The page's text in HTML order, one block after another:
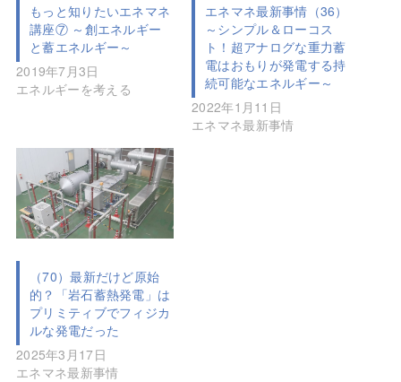
もっと知りたいエネマネ
講座⑦ ～創エネルギー
と蓄エネルギー～
2019年7月3日
エネルギーを考える
エネマネ最新事情（36）
～シンプル＆ローコス
ト！超アナログな重力蓄
電はおもりが発電する持
続可能なエネルギー～
2022年1月11日
エネマネ最新事情
（70）最新だけど原始
的？「岩石蓄熱発電」は
プリミティブでフィジカ
ルな発電だった
2025年3月17日
エネマネ最新事情